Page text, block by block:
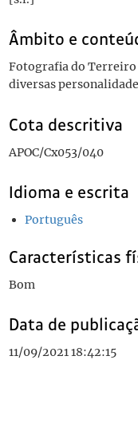
Âmbito e
Fotografia do Terreiro
diversas
Cota descritiva
APOC/Cx053/040
Idioma e escrita
Português
Características
Bom
Data de
11/09/2021 18:42:15